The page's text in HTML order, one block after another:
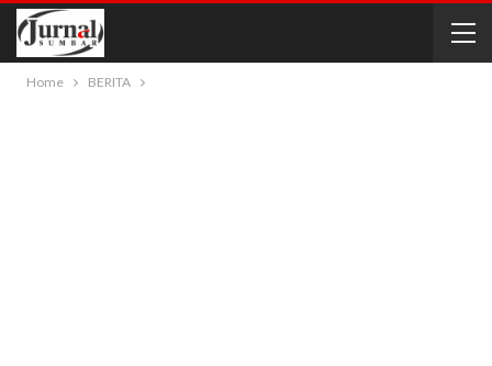
Home BERITA